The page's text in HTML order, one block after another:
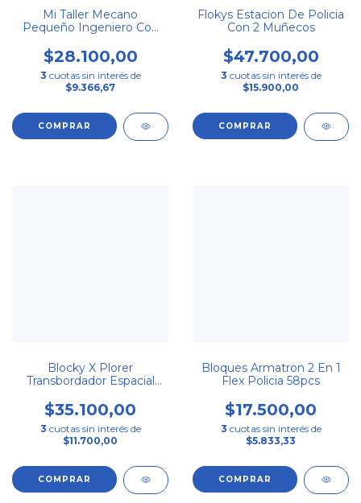
Mi Taller Mecano
Pequeño Ingeniero Con
$28.100,00
3 cuotas sin interés de
$9.366,67
Flokys Estacion De Policia
Con 2 Muñecos
$47.700,00
3 cuotas sin interés de
$15.900,00
Blocky X Plorer
Transbordador Espacial
$35.100,00
3 cuotas sin interés de
$11.700,00
Bloques Armatron 2 En 1
Flex Policia 58pcs
$17.500,00
3 cuotas sin interés de
$5.833,33